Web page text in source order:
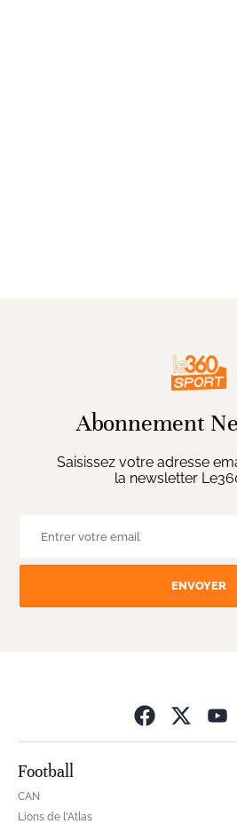
Abonnement
Saisissez votre adresse
la newsletter
ENVOYER
Football
CAN
Lions de l'Atlas